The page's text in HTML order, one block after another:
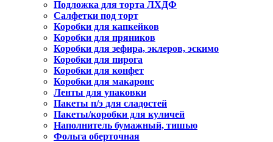
Подложка для торта ЛХДФ
Салфетки под торт
Коробки для капкейков
Коробки для пряников
Коробки для зефира, эклеров, эскимо
Коробки для пирога
Коробки для конфет
Коробки для макаронс
Ленты для упаковки
Пакеты п/э для сладостей
Пакеты/коробки для куличей
Наполнитель бумажный, тишью
Фольга оберточная